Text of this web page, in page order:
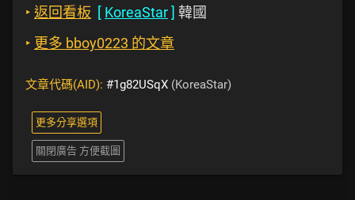
‣ 返回看板 [ KoreaStar] 韓國
‣ 更多 bboy0223 的文章
文章代碼(AID): #1g82USqX (KoreaStar)
更多分享選項
關閉廣告 方便截圖